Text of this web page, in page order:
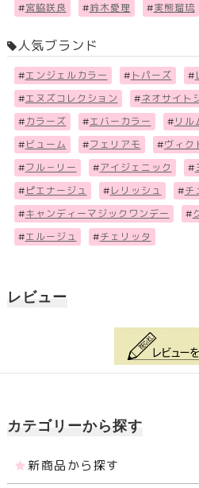
#宮脇咲良 #鈴木愛理 #実熊瑠琉
人気ブランド
#エンジェルカラー # トパーズ #
#エヌズコレクション #ネオサイト
# カラーズ #エバーカラー # リル
# ビューム #フェリアモ #ヴィク
#フル－リー #アイジェニック #
# ピエナージュ # レリッシュ #チ
#キャンディーマジックワンデー #
#エルージュ #チェリッタ
レビュー
カテゴリーから探す
新商品から探す